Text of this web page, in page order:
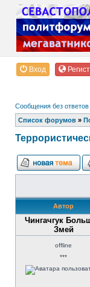
Вход
Сообщения без ответов
Список форумов »
Автор
Чингачгук
Змей
offline
***